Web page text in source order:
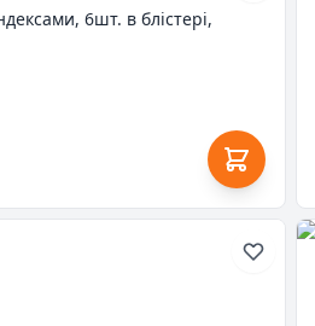
6шт. в блістері,